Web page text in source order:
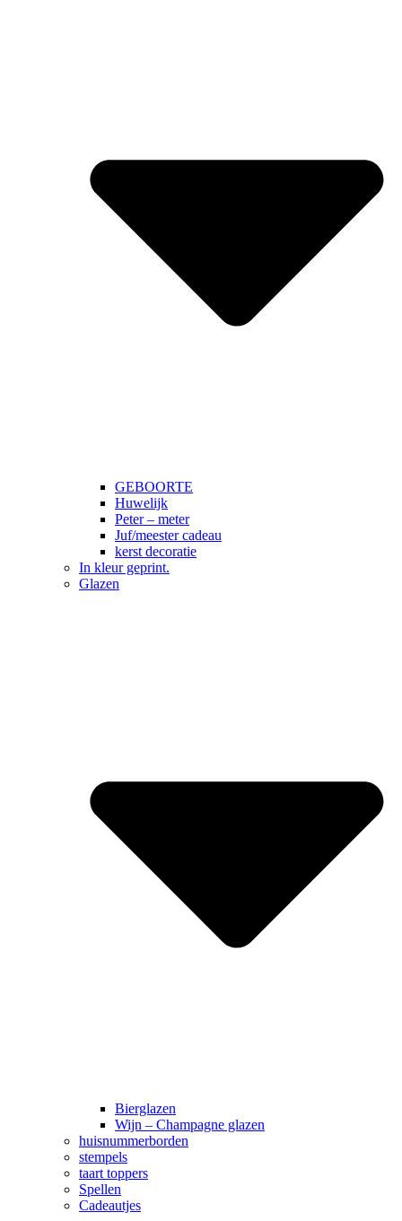
GEBOORTE
Huwelijk
Peter – meter
Juf/meester cadeau
kerst decoratie
In kleur geprint.
Glazen
Bierglazen
Wijn – Champagne glazen
huisnummerborden
stempels
taart toppers
Spellen
Cadeautjes